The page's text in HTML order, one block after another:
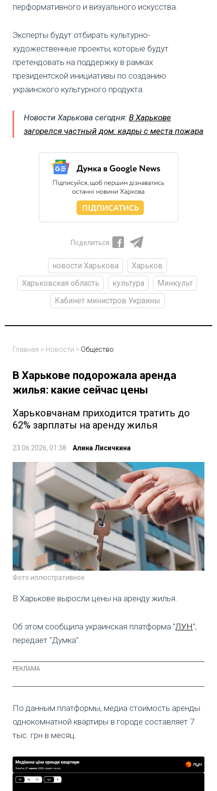
перформативного и визуального искусства.
Эксперты будут отбирать культурно-
художественные проекты, которые будут
претендовать на поддержку в рамках
президентской инициативы по созданию
украинского культурного продукта.
Новости Харькова сегодня: В Харькове
загорелся частный дом: кадры с места пожара
Поделиться
новости Харькова
Харьков
Харьковская область
культура
Минкульт
Кабинет министров Украины
Главная > Новости > Общество
В Харькове подорожала аренда
жилья: какие сейчас цены
Харьковчанам приходится тратить до
62% зарплаты на аренду жилья
23.06.2026, 01:38 Алина Лисичкина
Фото иллюстративное
В Харькове выросли цены на аренду жилья.
Об этом сообщила украинская платформа "ЛУН",
передает "Думка".
По данным платформы, медиа стоимость аренды
однокомнатной квартиры в городе составляет 7
тыс. грн в месяц.